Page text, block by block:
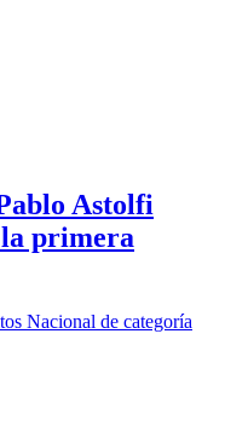
Astolfi
primera
Nacional de categoría